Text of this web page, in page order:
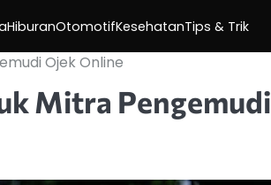
HiburanOtomotifKesehatanTips & Trik
Ojek Online
Mitra Pengemudi